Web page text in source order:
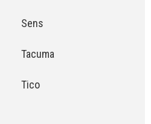
Sens
Tacuma
Tico